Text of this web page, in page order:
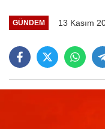
GÜNDEM 13 Kasım